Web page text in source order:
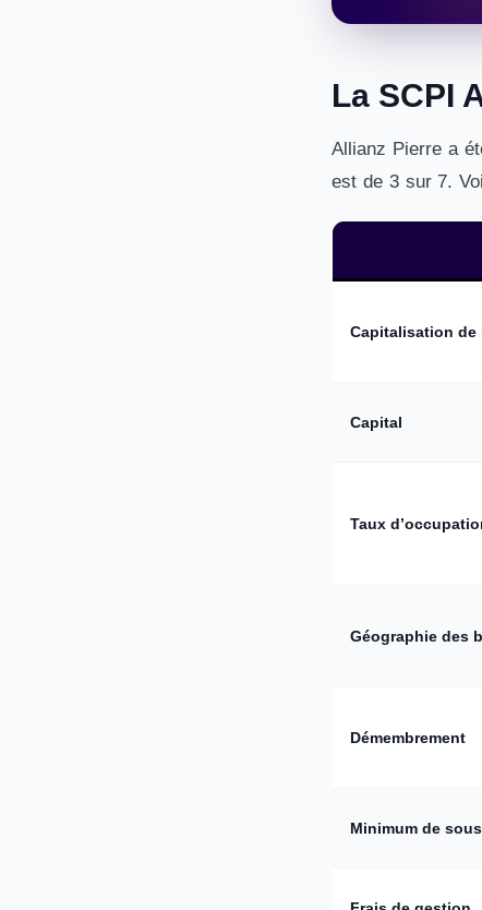
La SCPI
Allianz Pierre a
est de 3 sur 7.
Capitalisation de
Capital
Taux
Géographie des
Démembrement
Minimum de